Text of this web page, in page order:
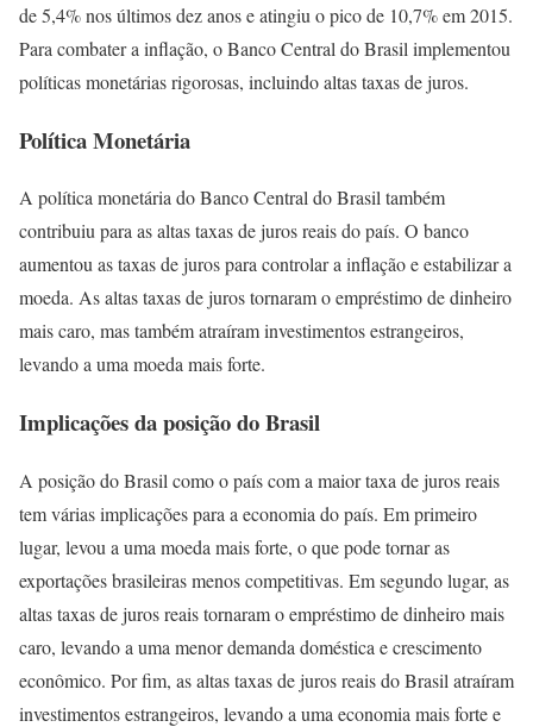
de 5,4% nos últimos dez anos e atingiu o pico de 10,7% em 2015.
Para combater a inflação, o Banco Central do Brasil implementou
políticas monetárias rigorosas, incluindo altas taxas de juros.
Política Monetária
A política monetária do Banco Central do Brasil também
contribuiu para as altas taxas de juros reais do país. O banco
aumentou as taxas de juros para controlar a inflação e estabilizar a
moeda. As altas taxas de juros tornaram o empréstimo de dinheiro
mais caro, mas também atraíram investimentos estrangeiros,
levando a uma moeda mais forte.
Implicações da posição do Brasil
A posição do Brasil como o país com a maior taxa de juros reais
tem várias implicações para a economia do país. Em primeiro
lugar, levou a uma moeda mais forte, o que pode tornar as
exportações brasileiras menos competitivas. Em segundo lugar, as
altas taxas de juros reais tornaram o empréstimo de dinheiro mais
caro, levando a uma menor demanda doméstica e crescimento
econômico. Por fim, as altas taxas de juros reais do Brasil atraíram
investimentos estrangeiros, levando a uma economia mais forte e